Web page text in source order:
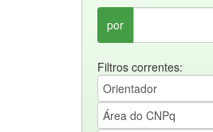
por
Filtros correntes: